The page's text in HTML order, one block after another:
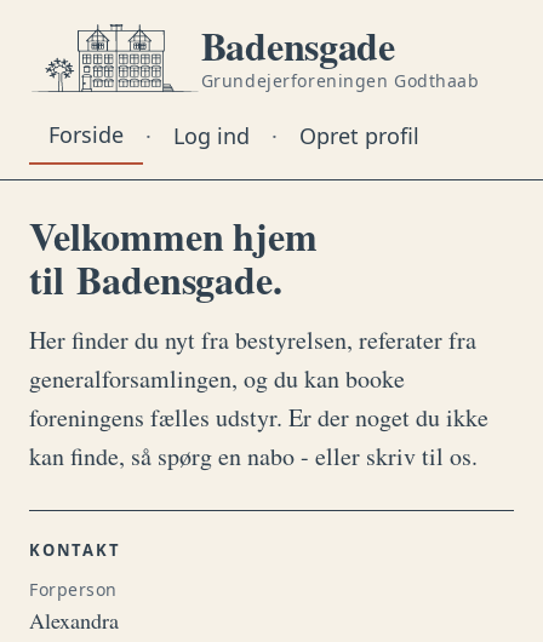
Badensgade
Grundejerforeningen Godthaab
Forside · Log ind · Opret profil
Velkommen hjem
til Badensgade.
Her finder du nyt fra bestyrelsen, referater fra
generalforsamlingen, og du kan booke
foreningens fælles udstyr. Er der noget du ikke
kan finde, så spørg en nabo - eller skriv til os.
KONTAKT
Forperson
Alexandra